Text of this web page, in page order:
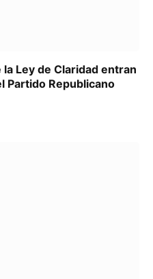
Ley de Claridad entran
Partido Republicano